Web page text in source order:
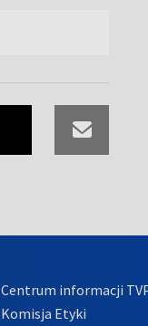
Centrum informacji
Komisja Etyki